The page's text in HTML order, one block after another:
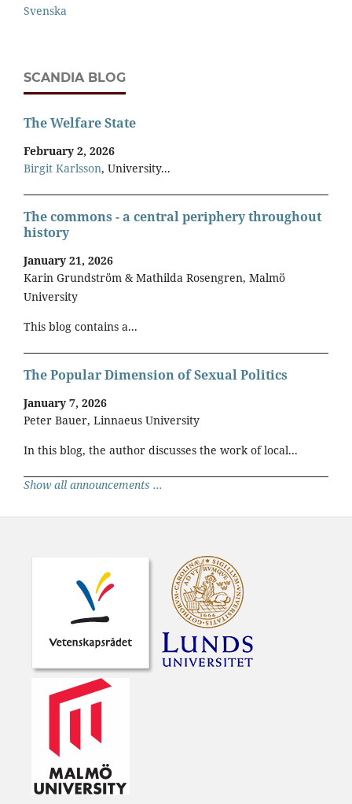
Svenska
SCANDIA BLOG
The Welfare State
February 2, 2026
Birgit Karlsson, University...
The commons - a central periphery throughout
history
January 21, 2026
Karin Grundström & Mathilda Rosengren, Malmö
University
This blog contains a...
The Popular Dimension of Sexual Politics
January 7, 2026
Peter Bauer, Linnaeus University
In this blog, the author discusses the work of local...
Show all announcements ...